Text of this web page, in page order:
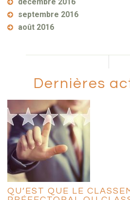
septembre 2016
août 2016
Dernières
QU’EST QUE LE